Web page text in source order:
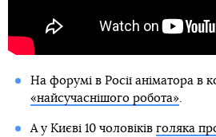
На форумі в Росії аніматора в
«найсучаснішого робота».
А у Києві 10 чоловіків голяка